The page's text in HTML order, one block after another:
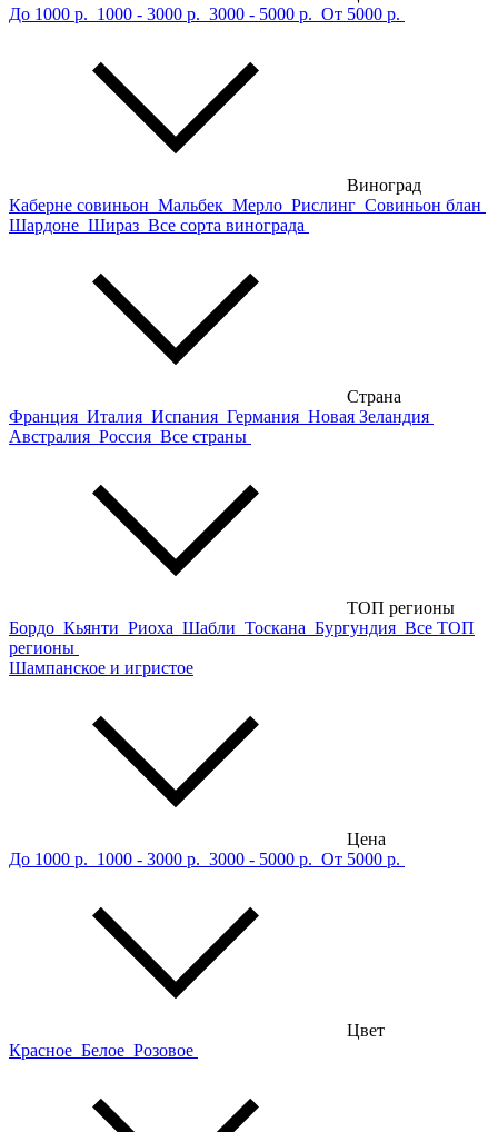
До 1000 р. 1000 - 3000 р. 3000 - 5000 р. От 5000 р.
Виноград
Каберне совиньон Мальбек Мерло Рислинг Совиньон блан
Шардоне Шираз Все сорта винограда
Страна
Франция Италия Испания Германия Новая Зеландия
Австралия Россия Все страны
ТОП регионы
Бордо Кьянти Риоха Шабли Тоскана Бургундия Все ТОП
регионы
Шампанское и игристое
Цена
До 1000 р. 1000 - 3000 р. 3000 - 5000 р. От 5000 р.
Цвет
Красное Белое Розовое